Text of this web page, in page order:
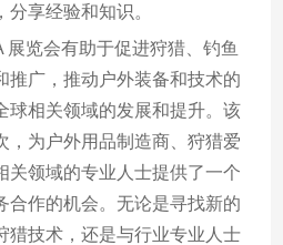
享经验和知识。
展览会有助于促进狩猎、钓鱼
推广，推动户外装备和技术的
球相关领域的发展和提升。该
，为户外用品制造商、狩猎爱
关领域的专业人士提供了一个
合作的机会。无论是寻找新的
猎技术，还是与行业专业人士